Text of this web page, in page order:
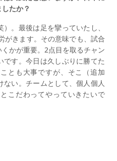
たか？
。最後は足を攣っていたし、
がきます。その意味でも、試合
かが重要。2点目を取るチャン
です。今日は久しぶりに勝てた
とも大事ですが、そこ（追加
い。チームとして、個人個人
こだわってやっていきたいで